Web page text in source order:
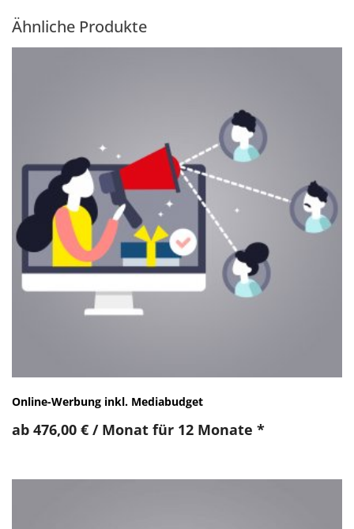
Ähnliche Produkte
Online-Werbung inkl. Mediabudget
ab 476,00 € / Monat für 12 Monate *